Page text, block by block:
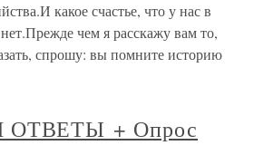
какое счастье, что у нас в
чем я расскажу вам то,
спрошу: вы помните историю
+ Опрос